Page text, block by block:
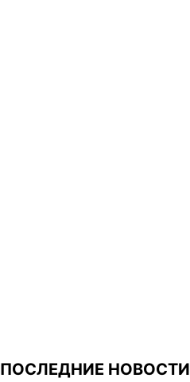
ПОСЛЕДНИЕ НОВОСТИ